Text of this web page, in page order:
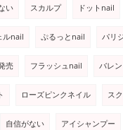
い スカルプ ドットnail
ルnail ぷるっとnail パリ
売 フラッシュnail バレ
ローズピンクネイル ス
自信がない アイシャンプー